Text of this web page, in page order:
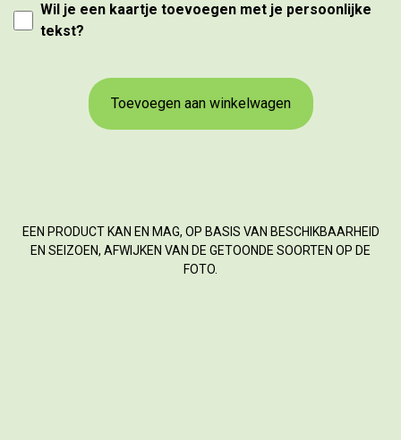
Wil je een kaartje toevoegen met je persoonlijke
tekst?
Toevoegen aan winkelwagen
EEN PRODUCT KAN EN MAG, OP BASIS VAN BESCHIKBAARHEID
EN SEIZOEN, AFWIJKEN VAN DE GETOONDE SOORTEN OP DE
FOTO.